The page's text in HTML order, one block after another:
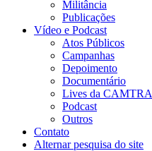
Militância
Publicações
Vídeo e Podcast
Atos Públicos
Campanhas
Depoimento
Documentário
Lives da CAMTRA
Podcast
Outros
Contato
Alternar pesquisa do site